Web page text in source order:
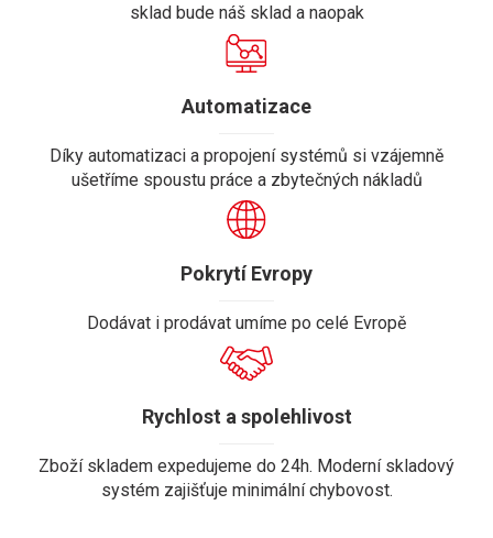
sklad bude náš sklad a naopak
Automatizace
Díky automatizaci a propojení systémů si vzájemně
ušetříme spoustu práce a zbytečných nákladů
Pokrytí Evropy
Dodávat i prodávat umíme po celé Evropě
Rychlost a spolehlivost
Zboží skladem expedujeme do 24h. Moderní skladový
systém zajišťuje minimální chybovost.